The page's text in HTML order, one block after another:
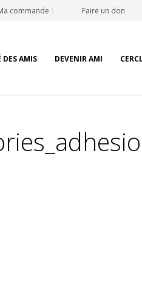
commande Faire un don
DES AMIS DEVENIR AMI